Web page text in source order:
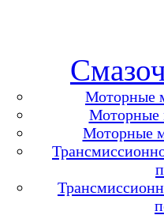
Моторные
Моторные
Моторные